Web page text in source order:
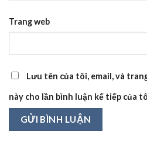
Trang web
Lưu tên của tôi, email, và
này cho lần bình luận kế tiếp của